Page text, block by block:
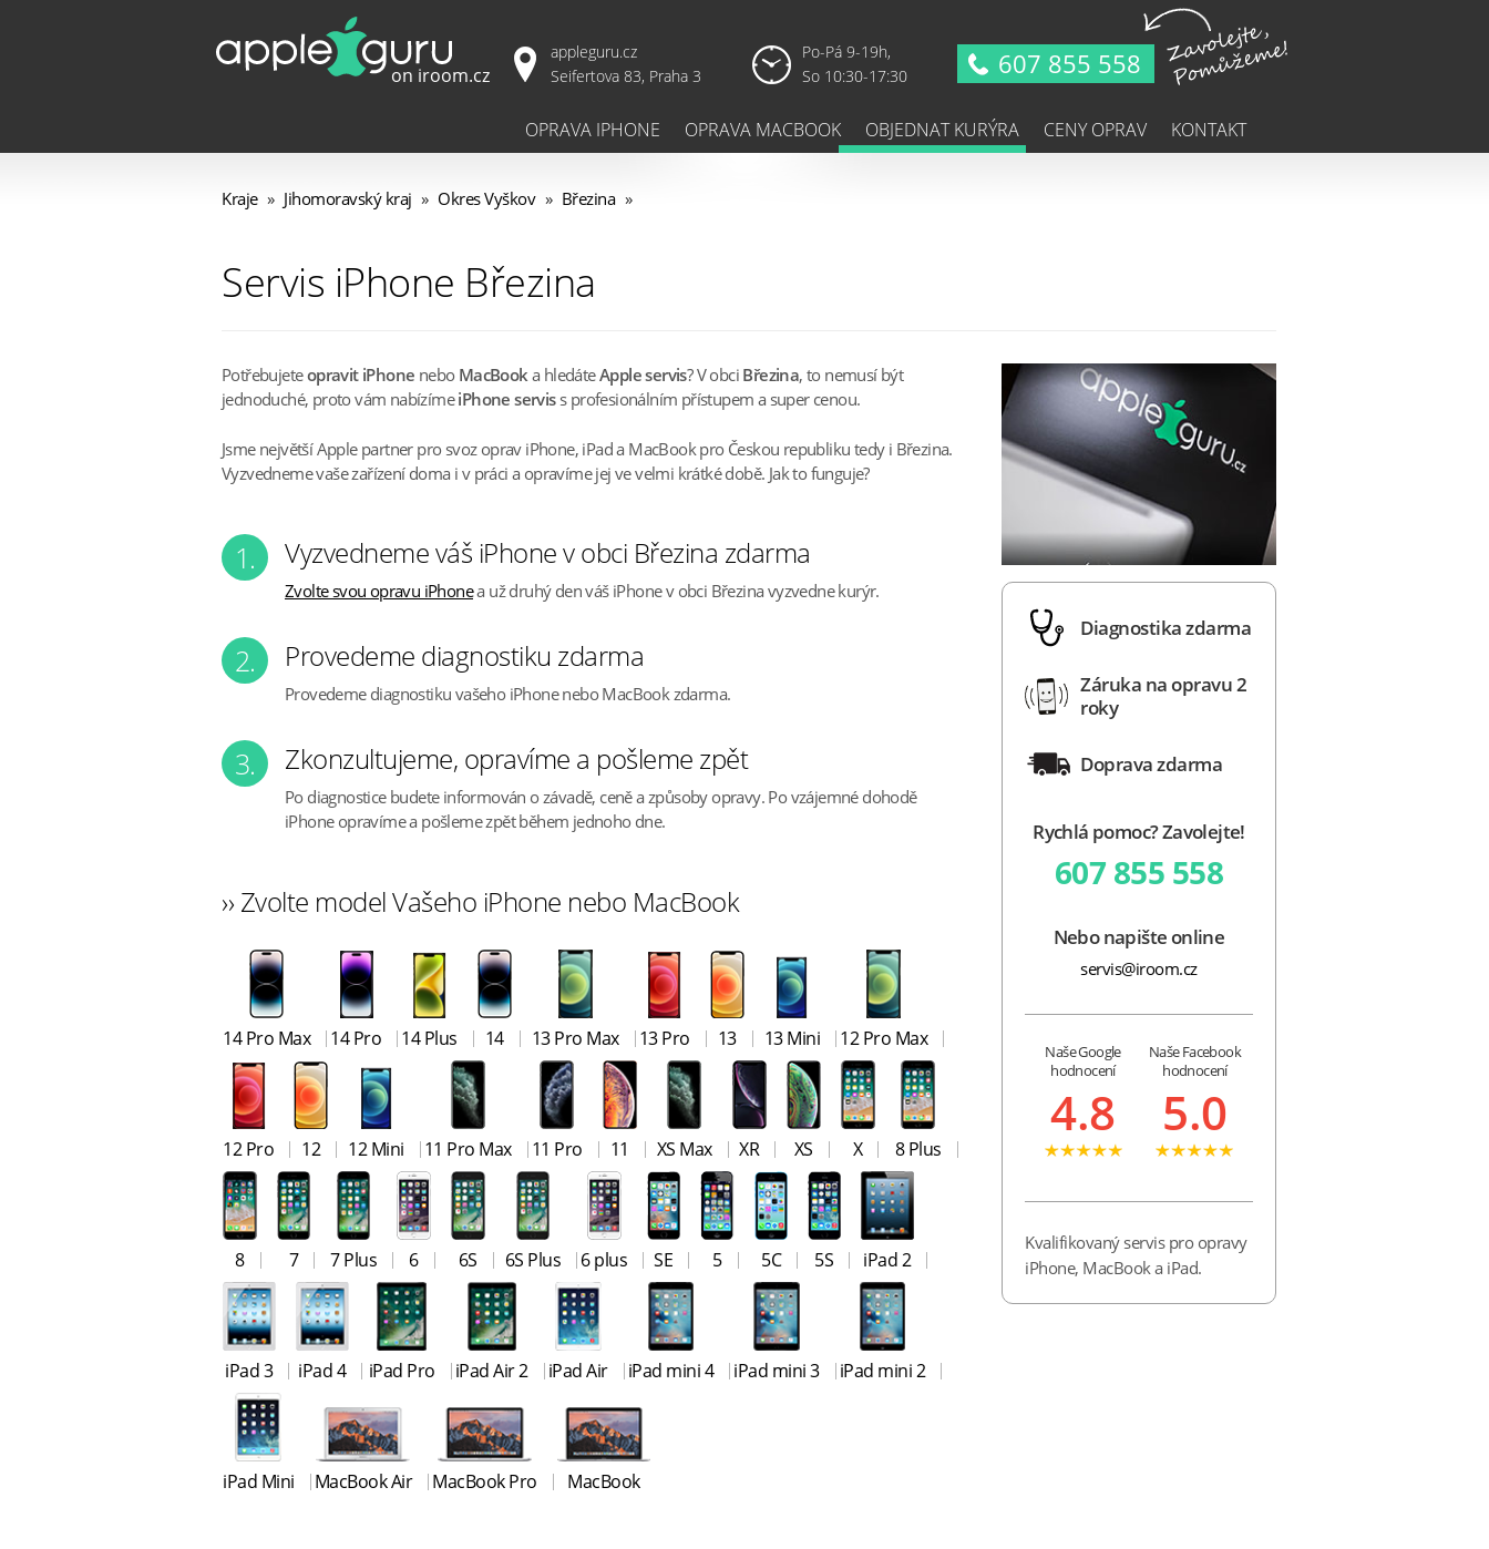
appleguru.cz
Seifertova 83, Praha 3
Po-Pá 9-19h,
So 10:30-17:30
607 855 558
OPRAVA IPHONE OPRAVA MACBOOK OBJEDNAT KURÝRA CENY OPRAV KONTAKT
Kraje » Jihomoravský kraj » Okres Vyškov » Březina »
Servis iPhone Březina
Potřebujeteopravit iPhone neboMacBooka hledáteApple servis? V obciBřezina, to nemusí být
jednoduché, proto vám nabízímeiPhone serviss profesionálním přístupem a super cenou.
Jsme největší Apple partner pro svoz oprav iPhone, iPad a MacBook pro Českou republiku tedy i Březina.
Vyzvedneme vaše zařízení doma i v práci a opravíme jej ve velmi krátké době. Jak to funguje?
1. Vyzvedneme váš iPhone v obci Březina zdarma
Zvolte svou opravu iPhonea už druhý den váš iPhone v obci Březina vyzvedne kurýr.
2. Provedeme diagnostiku zdarma
Provedeme diagnostiku vašeho iPhone nebo MacBook zdarma.
3. Zkonzultujeme, opravíme a pošleme zpět
Po diagnostice budete informován o závadě, ceně a způsoby opravy. Po vzájemné dohodě
iPhone opravíme a pošleme zpět během jednoho dne.
›› Zvolte model Vašeho iPhone nebo MacBook
14 Pro Max 14 Pro 14 Plus 14 13 Pro Max 13 Pro 13 13 Mini 12 Pro Max
12 Pro 12 12 Mini 11 Pro Max 11 Pro 11 XS Max XR XS X 8 Plus
8 7 7 Plus 6 6S 6S Plus 6 plus SE 5 5C 5S iPad 2
iPad 3 iPad 4 iPad Pro iPad Air 2 iPad Air iPad mini 4 iPad mini 3 iPad mini 2
iPad Mini MacBook Air MacBook Pro MacBook
Diagnostika zdarma
Záruka na opravu 2
roky
Doprava zdarma
Rychlá pomoc? Zavolejte!
607 855 558
Nebo napište online
servis@iroom.cz
Naše Google
hodnocení
4.8
Naše Facebook
hodnocení
5.0
Kvalifikovaný servis pro opravy
iPhone, MacBook a iPad.